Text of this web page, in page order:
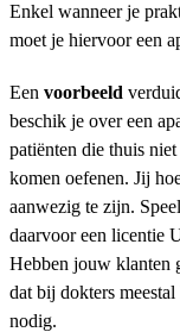
Enkel wanneer je
moet je hiervoor een
Een voorbeeld
beschik je over een
patiënten die thuis
komen oefenen. Jij
aanwezig te zijn.
daarvoor een licentie
Hebben jouw klanten
dat bij dokters
nodig.